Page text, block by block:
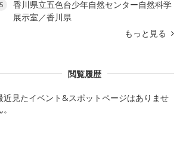
5
香川県立五色台少年自然センター自然科学
展示室／香川県
もっと見る
閲覧履歴
近見たイベント&スポットページはありませ